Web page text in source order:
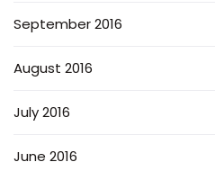
September 2016
August 2016
July 2016
June 2016